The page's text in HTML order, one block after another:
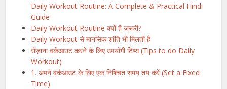
Daily Workout Routine: A Complete & Practical Hindi
Guide
Daily Workout Routine क्यों है ज़रूरी?
Daily Workout से मानसिक शांति भी मिलती है
रोज़ाना वर्कआउट करने के लिए उपयोगी टिप्स (Tips to do Daily
Workout)
1. अपने वर्कआउट के लिए एक निश्चित समय तय करें (Set a Fixed
Time)